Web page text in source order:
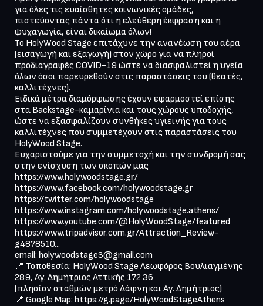
για όλες τις ευαίσθητες κοινωνικές ομάδες,
πιστεύοντας πάντα ότι η ελεύθερη έκφραση και η
ψυχαγωγία, είναι δικαίωμα όλων!
Το HolyWood Stage επιτάχυνε την ανανέωση του αέρα
(εισαγωγή και εξαγωγή) στον χώρο για να πληροί
προδιαγραφές COVID-19 ώστε να διασφαλιστεί η υγεία
όλων όσοι παρευρεθούν στις παραστάσεις του (θεατές,
καλλιτέχνες).
Ειδικά μέτρα διαμόρφωσης έχουν εφαρμοστεί επίσης
στα Backstage-καμαρίνια και τους χώρους υποδοχής,
ώστε να εξασφαλίζουν συνθήκες υγιεινής για τους
καλλιτέχνες που συμμετέχουν στις παραστάσεις του
HolyWood Stage.
Ευχαριστούμε για την συμμετοχή και την συνδρομή σας
στην ενίσχυση των σκοπών μας
https://www.holywoodstage.gr/
https://www.facebook.com/holywoodstage.gr
https://twitter.com/holywoodstage
https://www.instagram.com/holywoodstage.athens/
https://www.youtube.com/@HolyWoodStage/featured
https://www.tripadvisor.com.gr/Attraction_Review-
g4878510...
email: holywoodstage3@gmail.com
📍 Τοποθεσία: HolyWood Stage Λεωφόρος Βουλιαγμένης
289, Αγ. Δημήτριος Αττικής 172 36
(πλησίον σταθμών μετρό Δάφνη και Αγ. Δημήτριος)
📍 Google Map: https://g.page/HolyWoodStageAthens